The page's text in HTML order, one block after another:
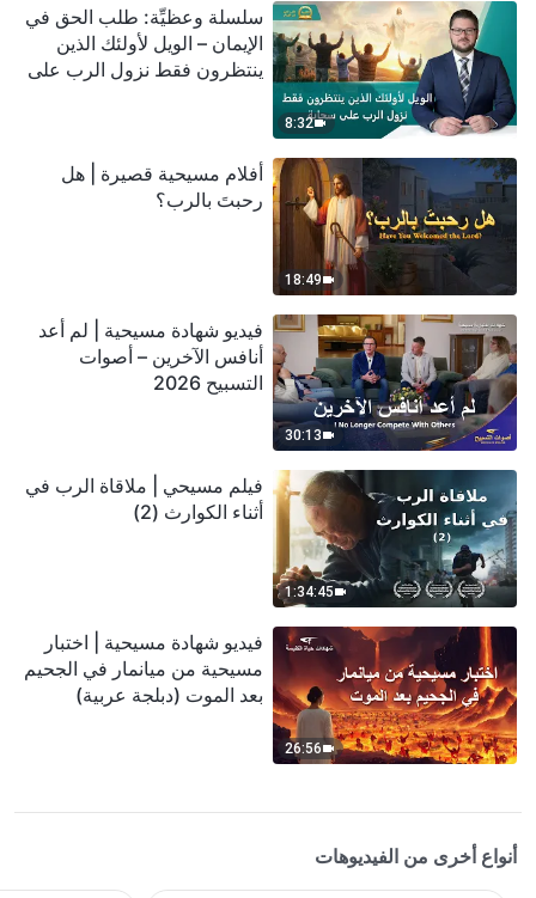
8:32
سلسلة وعظيِّة: طلب الحق في
الإيمان – الويل لأولئك الذين
ينتظرون فقط نزول الرب على
18:49
أفلام مسيحية قصيرة | هل
رحبتَ بالرب؟
30:13
فيديو شهادة مسيحية | لم أعد
أنافس الآخرين – أصوات
التسبيح 2026
1:34:45
فيلم مسيحي | ملاقاة الرب في
أثناء الكوارث (2)
26:56
فيديو شهادة مسيحية | اختبار
مسيحية من ميانمار في الجحيم
بعد الموت (دبلجة عربية)
أنواع أخرى من الفيديوهات